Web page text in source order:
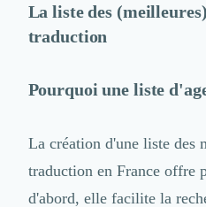
Design Thinking
Stratégie Digitale
Création de Site Internet
Direction Artistique
Cybersécurité
Logiciel E-Commerce
La liste des
traduction
Pourquoi une liste
La création d'une liste des
traduction en France offre
d'abord, elle facilite la